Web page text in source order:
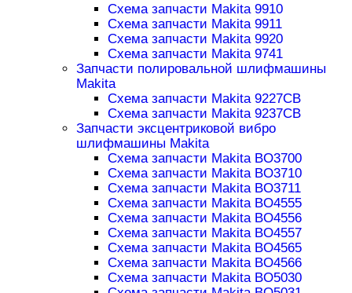
Схема запчасти Makita 9910
Схема запчасти Makita 9911
Схема запчасти Makita 9920
Схема запчасти Makita 9741
Запчасти полировальной шлифмашины
Makita
Схема запчасти Makita 9227CB
Схема запчасти Makita 9237CB
Запчасти эксцентриковой вибро
шлифмашины Makita
Схема запчасти Makita BO3700
Схема запчасти Makita BO3710
Схема запчасти Makita BO3711
Схема запчасти Makita BO4555
Схема запчасти Makita BO4556
Схема запчасти Makita BO4557
Схема запчасти Makita BO4565
Схема запчасти Makita BO4566
Схема запчасти Makita BO5030